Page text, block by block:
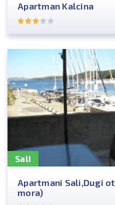
Apartman Kalcina
Sali
Apartmani Sali,Dugi
mora)